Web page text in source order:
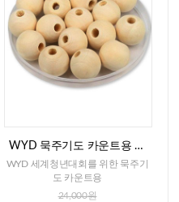
WYD 묵주기도 카운트용 베
이지색 나무알-15mm(300개)
WYD 세계청년대회를 위한 묵주기
도 카운트용
24,000원